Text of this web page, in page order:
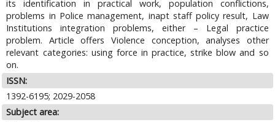
its identification in practical work, population conflictions,
problems in Police management, inapt staff policy result, Law
Institutions integration problems, either – Legal practice
problem. Article offers Violence conception, analyses other
relevant categories: using force in practice, strike blow and so
on.
ISSN:
1392-6195; 2029-2058
Subject area: